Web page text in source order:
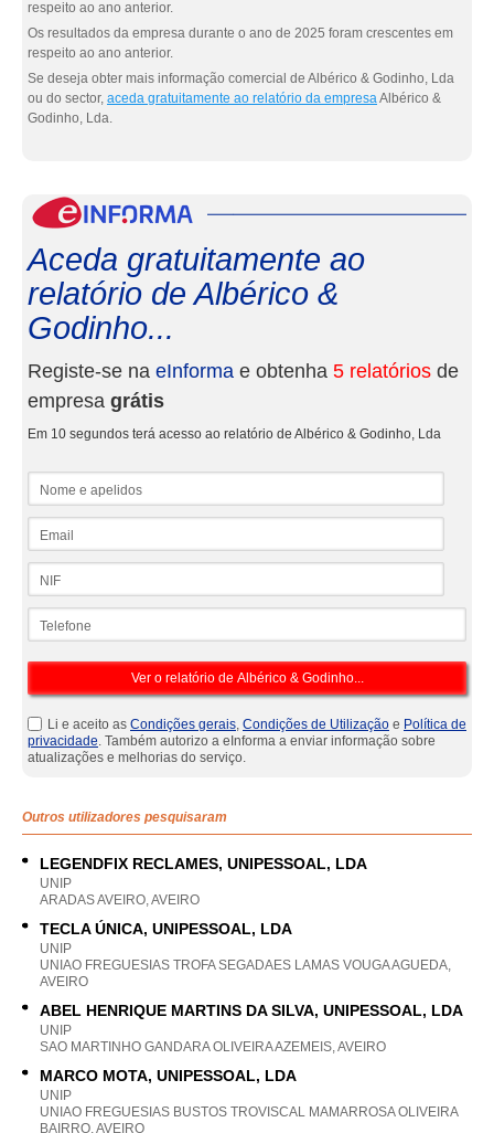
respeito ao ano anterior.
Os resultados da empresa durante o ano de 2025 foram crescentes em
respeito ao ano anterior.
Se deseja obter mais informação comercial de Albérico & Godinho, Lda
ou do sector, aceda gratuitamente ao relatório da empresaAlbérico &
Godinho, Lda.
Aceda gratuitamente ao
relatório de Albérico &
Godinho...
Registe-se na eInforma e obtenha 5 relatórios de
empresa grátis
Em 10 segundos terá acesso ao relatório de Albérico & Godinho, Lda
Li e aceito as Condições gerais, Condições de Utilização e Política de
privacidade. Também autorizo a eInforma a enviar informação sobre
atualizações e melhorias do serviço.
Outros utilizadores pesquisaram
LEGENDFIX RECLAMES, UNIPESSOAL, LDA
UNIP
ARADAS AVEIRO, AVEIRO
TECLA ÚNICA, UNIPESSOAL, LDA
UNIP
UNIAO FREGUESIAS TROFA SEGADAES LAMAS VOUGA AGUEDA,
AVEIRO
ABEL HENRIQUE MARTINS DA SILVA, UNIPESSOAL, LDA
UNIP
SAO MARTINHO GANDARA OLIVEIRA AZEMEIS, AVEIRO
MARCO MOTA, UNIPESSOAL, LDA
UNIP
UNIAO FREGUESIAS BUSTOS TROVISCAL MAMARROSA OLIVEIRA
BAIRRO, AVEIRO